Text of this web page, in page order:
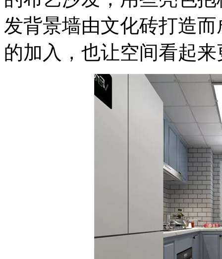
发背景墙由文化砖打造
的加入，也让空间看起